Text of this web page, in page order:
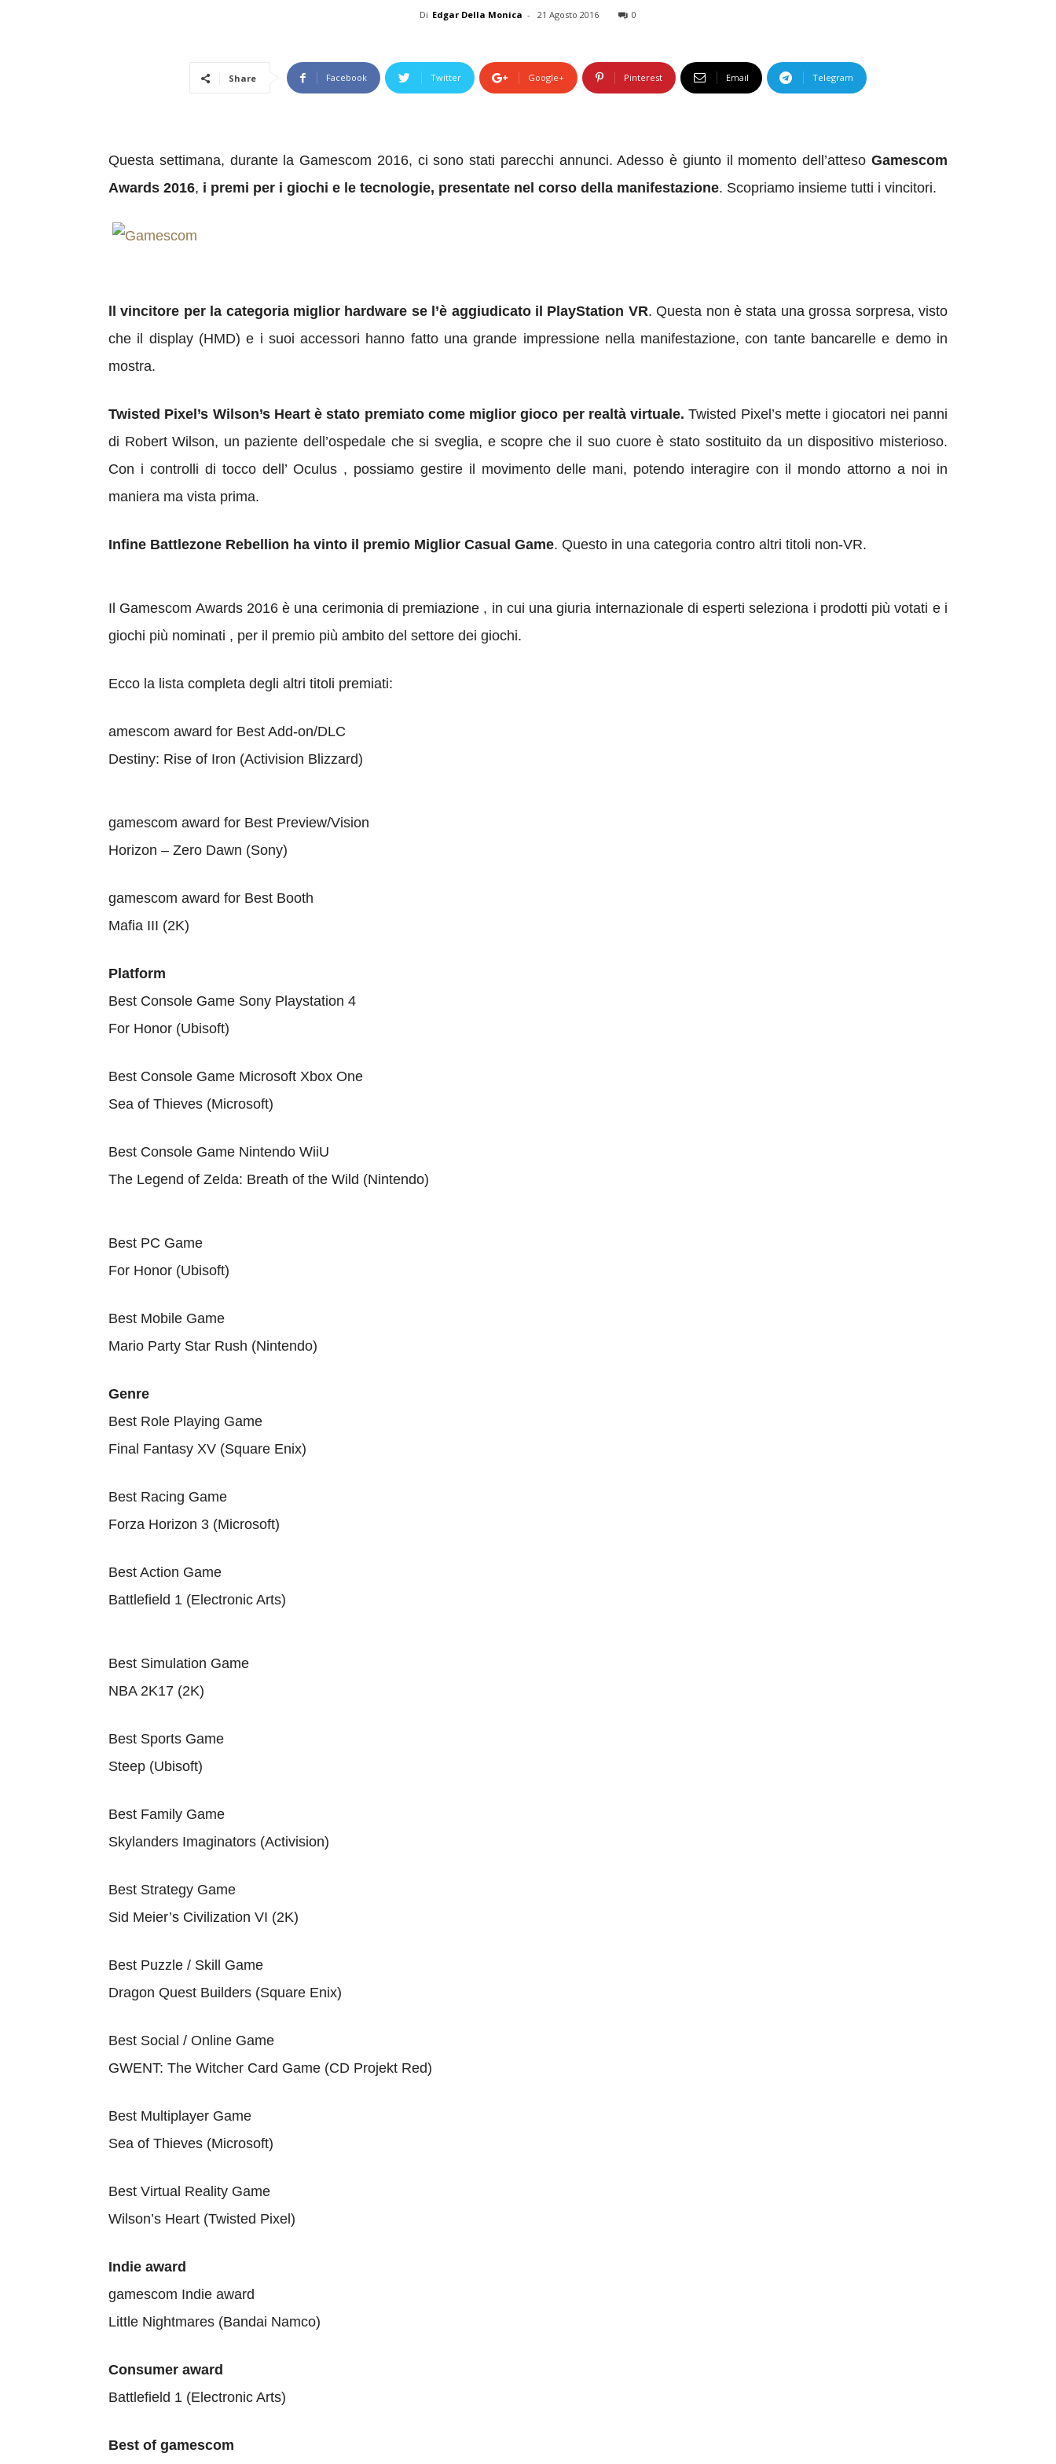
Di Edgar Della Monica - 21 Agosto 2016 0
Share Facebook Twitter Google+ Pinterest Email Telegram
Questa settimana, durante la Gamescom 2016, ci sono stati parecchi annunci. Adesso è giunto il momento dell’atteso Gamescom
Awards 2016, i premi per i giochi e le tecnologie, presentate nel corso della manifestazione. Scopriamo insieme tutti i vincitori.
ll vincitore per la categoria miglior hardware se l’è aggiudicato il PlayStation VR. Questa non è stata una grossa sorpresa, visto
che il display (HMD) e i suoi accessori hanno fatto una grande impressione nella manifestazione, con tante bancarelle e demo in
mostra.
Twisted Pixel’s Wilson’s Heart è stato premiato come miglior gioco per realtà virtuale. Twisted Pixel’s mette i giocatori nei panni
di Robert Wilson, un paziente dell’ospedale che si sveglia, e scopre che il suo cuore è stato sostituito da un dispositivo misterioso.
Con i controlli di tocco dell’ Oculus , possiamo gestire il movimento delle mani, potendo interagire con il mondo attorno a noi in
maniera ma vista prima.
Infine Battlezone Rebellion ha vinto il premio Miglior Casual Game. Questo in una categoria contro altri titoli non-VR.
Il Gamescom Awards 2016 è una cerimonia di premiazione , in cui una giuria internazionale di esperti seleziona i prodotti più votati e i
giochi più nominati , per il premio più ambito del settore dei giochi.
Ecco la lista completa degli altri titoli premiati:
amescom award for Best Add-on/DLC
Destiny: Rise of Iron (Activision Blizzard)
gamescom award for Best Preview/Vision
Horizon – Zero Dawn (Sony)
gamescom award for Best Booth
Mafia III (2K)
Platform
Best Console Game Sony Playstation 4
For Honor (Ubisoft)
Best Console Game Microsoft Xbox One
Sea of Thieves (Microsoft)
Best Console Game Nintendo WiiU
The Legend of Zelda: Breath of the Wild (Nintendo)
Best PC Game
For Honor (Ubisoft)
Best Mobile Game
Mario Party Star Rush (Nintendo)
Genre
Best Role Playing Game
Final Fantasy XV (Square Enix)
Best Racing Game
Forza Horizon 3 (Microsoft)
Best Action Game
Battlefield 1 (Electronic Arts)
Best Simulation Game
NBA 2K17 (2K)
Best Sports Game
Steep (Ubisoft)
Best Family Game
Skylanders Imaginators (Activision)
Best Strategy Game
Sid Meier’s Civilization VI (2K)
Best Puzzle / Skill Game
Dragon Quest Builders (Square Enix)
Best Social / Online Game
GWENT: The Witcher Card Game (CD Projekt Red)
Best Multiplayer Game
Sea of Thieves (Microsoft)
Best Virtual Reality Game
Wilson’s Heart (Twisted Pixel)
Indie award
gamescom Indie award
Little Nightmares (Bandai Namco)
Consumer award
Battlefield 1 (Electronic Arts)
Best of gamescom